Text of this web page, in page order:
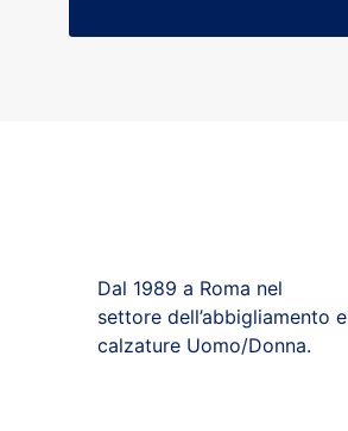
Dal 1989 a Roma nel
settore dell’abbigliamento e
calzature Uomo/Donna.